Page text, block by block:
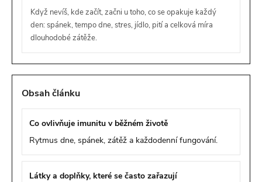
Když nevíš, kde začít, začni u toho, co se opakuje každý
den: spánek, tempo dne, stres, jídlo, pití a celková míra
dlouhodobé zátěže.
Obsah článku
Co ovlivňuje imunitu v běžném životě
Rytmus dne, spánek, zátěž a každodenní fungování.
Látky a doplňky, které se často zařazují